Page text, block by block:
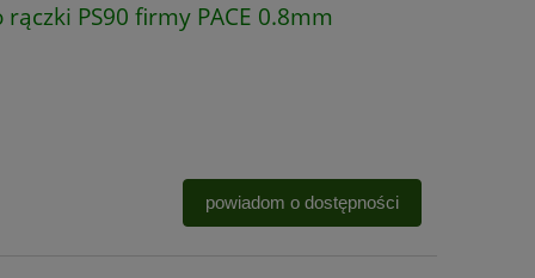
PS90 firmy PACE 0.8mm
powiadom o dostępności